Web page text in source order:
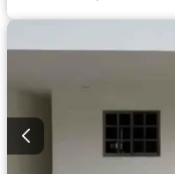
Televisión por cable
Permite niños
Solo